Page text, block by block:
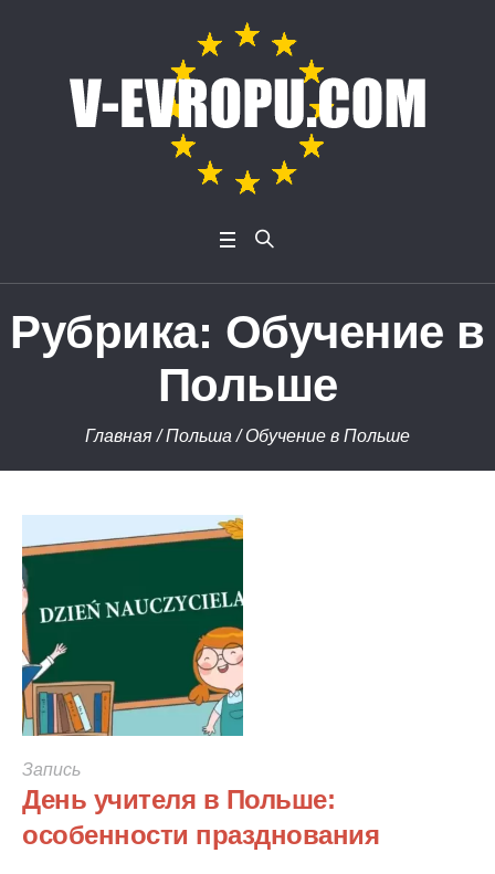
Рубрика: Обучение в
Польше
Главная /Польша /Обучение в Польше
Запись
День учителя в Польше:
особенности празднования